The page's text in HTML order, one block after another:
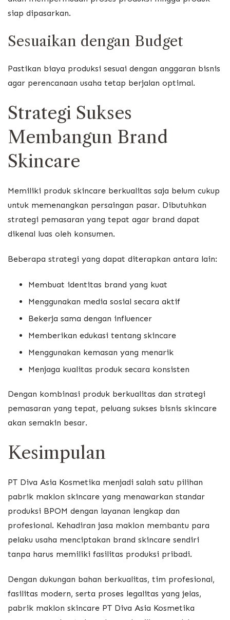
siap dipasarkan.
Sesuaikan dengan Budget
Pastikan biaya produksi sesuai dengan anggaran bisnis
agar perencanaan usaha tetap berjalan optimal.
Strategi Sukses
Membangun Brand
Skincare
Memiliki produk skincare berkualitas saja belum cukup
untuk memenangkan persaingan pasar. Dibutuhkan
strategi pemasaran yang tepat agar brand dapat
dikenal luas oleh konsumen.
Beberapa strategi yang dapat diterapkan antara lain:
Membuat identitas brand yang kuat
Menggunakan media sosial secara aktif
Bekerja sama dengan influencer
Memberikan edukasi tentang skincare
Menggunakan kemasan yang menarik
Menjaga kualitas produk secara konsisten
Dengan kombinasi produk berkualitas dan strategi
pemasaran yang tepat, peluang sukses bisnis skincare
akan semakin besar.
Kesimpulan
PT Diva Asia Kosmetika menjadi salah satu pilihan
pabrik maklon skincare yang menawarkan standar
produksi BPOM dengan layanan lengkap dan
profesional. Kehadiran jasa maklon membantu para
pelaku usaha menciptakan brand skincare sendiri
tanpa harus memiliki fasilitas produksi pribadi.
Dengan dukungan bahan berkualitas, tim profesional,
fasilitas modern, serta proses legalitas yang jelas,
pabrik maklon skincare PT Diva Asia Kosmetika